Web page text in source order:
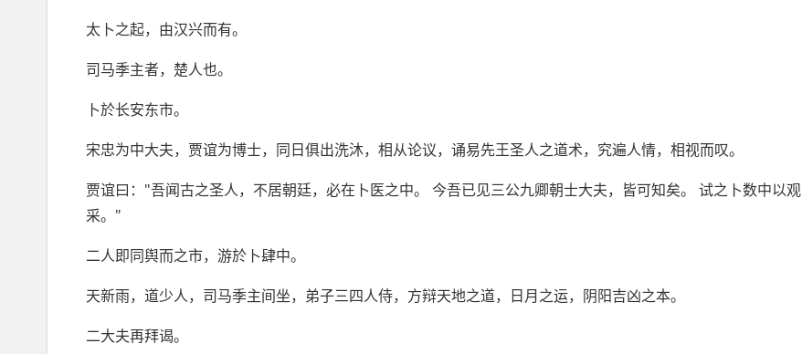
太卜之起，由汉兴而有。
司马季主者，楚人也。
卜於长安东市。
宋忠为中大夫，贾谊为博士，同日俱出洗沐，相从论议，诵易先王圣人之道术，究遍人情，相视而叹。
贾谊曰："吾闻古之圣人，不居朝廷，必在卜医之中。 今吾已见三公九卿朝士大夫，皆可知矣。 试之卜数中以观
采。"
二人即同舆而之市，游於卜肆中。
天新雨，道少人，司马季主间坐，弟子三四人侍，方辩天地之道，日月之运，阴阳吉凶之本。
二大夫再拜谒。